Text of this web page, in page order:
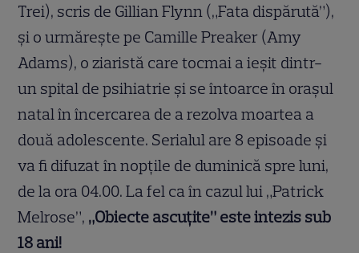
Trei), scris de Gillian Flynn („Fata dispărută”),
și o urmărește pe Camille Preaker (Amy
Adams), o ziaristă care tocmai a ieșit dintr-
un spital de psihiatrie și se întoarce în orașul
natal în încercarea de a rezolva moartea a
două adolescente. Serialul are 8 episoade și
va fi difuzat în nopțile de duminică spre luni,
de la ora 04.00. La fel ca în cazul lui „Patrick
Melrose”, „Obiecte ascuțite” este intezis sub
18 ani!